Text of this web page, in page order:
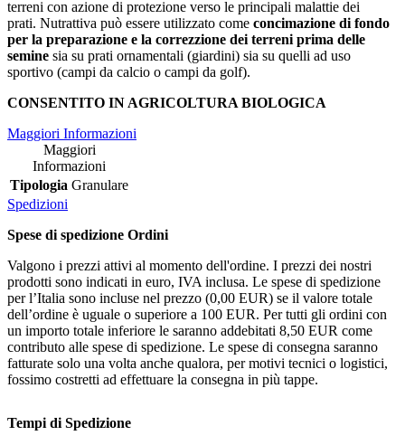
terreni con azione di protezione verso le principali malattie dei
prati. Nutrattiva può essere utilizzato come concimazione di fondo
per la preparazione e la correzzione dei terreni prima delle
semine sia su prati ornamentali (giardini) sia su quelli ad uso
sportivo (campi da calcio o campi da golf).
CONSENTITO IN AGRICOLTURA BIOLOGICA
Maggiori Informazioni
Maggiori
Informazioni
Tipologia Granulare
Spedizioni
Spese di spedizione Ordini
Valgono i prezzi attivi al momento dell'ordine. I prezzi dei nostri
prodotti sono indicati in euro, IVA inclusa. Le spese di spedizione
per l’Italia sono incluse nel prezzo (0,00 EUR) se il valore totale
dell’ordine è uguale o superiore a 100 EUR. Per tutti gli ordini con
un importo totale inferiore le saranno addebitati 8,50 EUR come
contributo alle spese di spedizione. Le spese di consegna saranno
fatturate solo una volta anche qualora, per motivi tecnici o logistici,
fossimo costretti ad effettuare la consegna in più tappe.
Tempi di Spedizione